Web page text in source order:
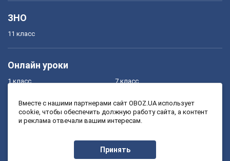
ЗНО
11 класс
Онлайн уроки
1 класс
3 класс
7 класс
9 класс
Вместе с нашими партнерами сайт OBOZ.UA использует
cookie, чтобы обеспечить должную работу сайта, а контент
и реклама отвечали вашим интересам.
Принять